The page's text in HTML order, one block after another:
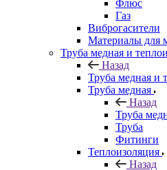
Флюс
Газ
Виброгасители
Материалы для
Труба медная и
Назад
Труба медная и
Труба медная
Назад
Труба
Труба
Фитинги
Теплоизоляция
Назад